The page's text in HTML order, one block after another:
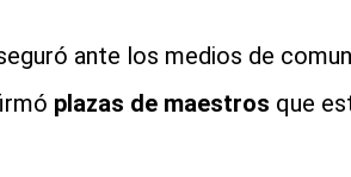
ante los medios de
plazas de maestros que